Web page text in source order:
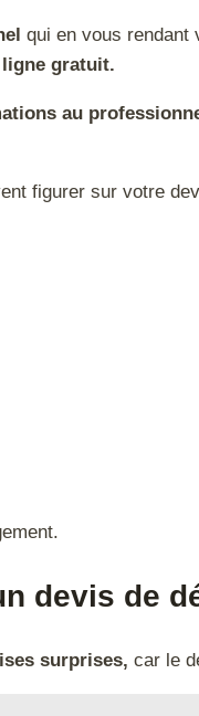
qui en vous rendant
gratuit.
au
figurer sur votre
devis de
surprises, car le